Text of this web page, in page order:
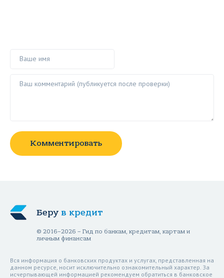
Комментировать
Беру в кредит
© 2016–2026 – Гид по банкам, кредитам, картам и
личным финансам
Вся информация о банковских продуктах и услугах, представленная на
данном ресурсе, носит исключительно ознакомительный характер. За
исчерпывающей информацией рекомендуем обратиться в банковское